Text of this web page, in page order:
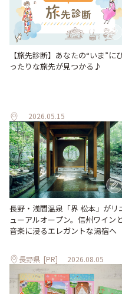
【旅先診断】あなたの“いま”に
ったりな旅先が見つかる♪
2026.05.15
長野・浅間温泉「界 松本」がリ
ューアルオープン。信州ワインと
音楽に浸るエレガントな湯宿へ
長野県 [PR] 2026.08.05